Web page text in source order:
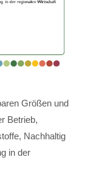
Größen und
Betrieb,
Nachhaltig
in der